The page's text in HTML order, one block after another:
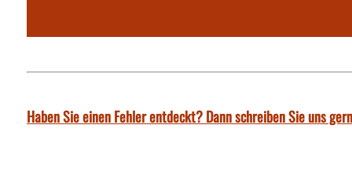
Haben Sie einen Fehler entdeckt? Dann schreiben Sie uns